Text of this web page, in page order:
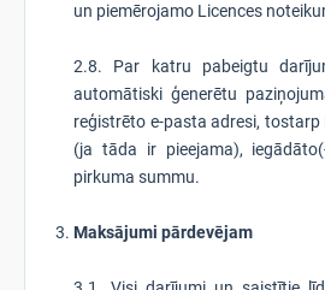
un piemērojamo Licences
2.8. Par katru pabeigtu
automātiski ģenerētu
reģistrēto e-pasta adresi,
(ja tāda ir pieejama),
pirkuma summu.
Maksājumi pārdevējam